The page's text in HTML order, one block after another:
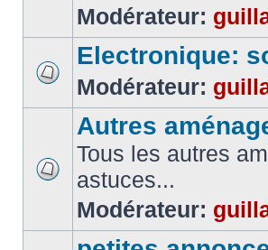
Modérateur:
Electronique:
Modérateur:
Autres
Tous les autres
astuces...
Modérateur: